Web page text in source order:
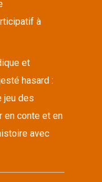
à
et
hasard :
jeu des
en conte et en
avec